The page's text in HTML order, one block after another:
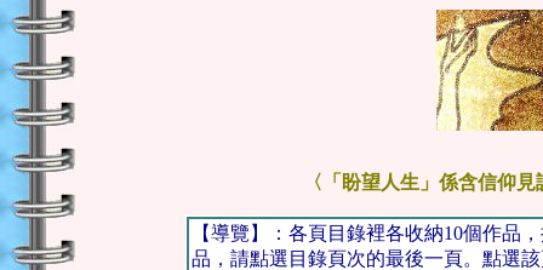
〈「盼望人生」係含信仰
【導覽】：各頁目錄裡各收納10個作品
品，請點選目錄頁次的最後一頁。點選